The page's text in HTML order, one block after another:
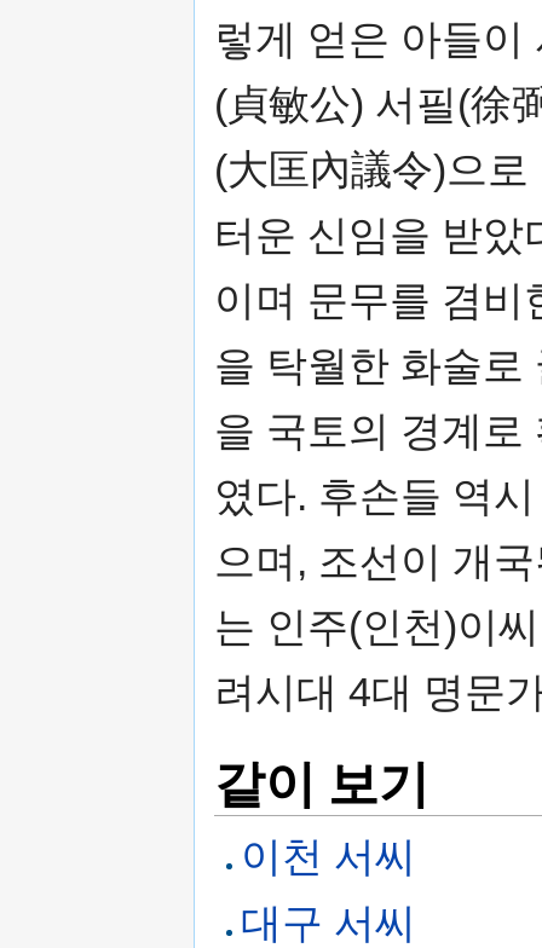
렇게 얻은 아들
(貞敏公) 서필(徐
(大匡內議令)으
터운 신임을 받았
이며 문무를 겸비
을 탁월한 화술로
을 국토의 경계로
였다. 후손들 역
으며, 조선이 개
는 인주(인천)이
려시대 4대 명문
같이 보기
이천 서씨
대구 서씨